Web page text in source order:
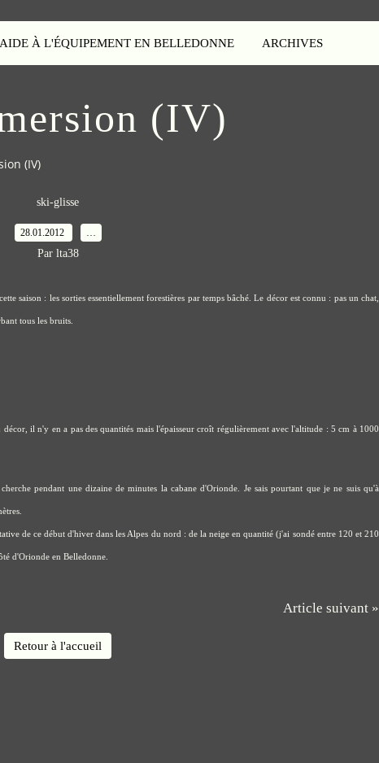
AIDE À L'ÉQUIPEMENT EN BELLEDONNE ARCHIVES
(IV)
(IV)
ski-glisse
28.01.2012
Par lta38
saison : les sorties essentiellement forestières par temps bâché. Le décor est connu : pas un chat,
tous les bruits.
il n'y en a pas des quantités mais l'épaisseur croît régulièrement avec l'altitude : 5 cm à 1000
pendant une dizaine de minutes la cabane d'Orionde. Je sais pourtant que je ne suis qu'à
de ce début d'hiver dans les Alpes du nord : de la neige en quantité (j'ai sondé entre 120 et 210
d'Orionde en Belledonne.
Article suivant »
Retour à l'accueil